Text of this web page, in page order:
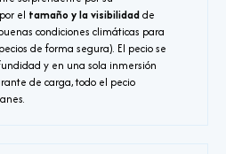
el tamaño y la visibilidadde
condiciones climáticas para
de forma segura). El pecio se
y en una sola inmersión
de carga, todo el pecio